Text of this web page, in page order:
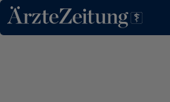
Direkt zum Inhaltsbereich